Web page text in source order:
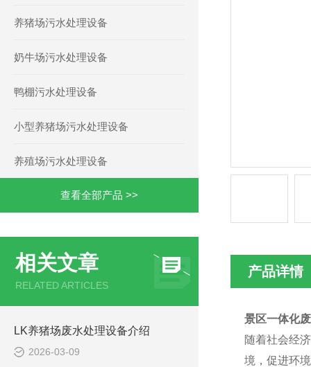
养猪场污水处理设备
奶牛场污水处理设备
鸭棚污水处理设备
小型养猪场污水处理设备
养殖场污水处理设备
查看全部产品 >>
相关文章
RELATED ARTICLES
LK养猪场废水处理设备介绍
2026-03-09
产品详情
景区一体化
随着社会经
境，促进环